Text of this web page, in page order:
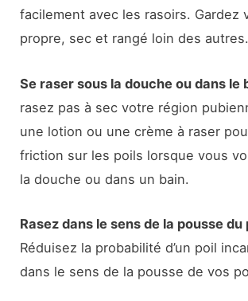
facilement avec les rasoirs. Gardez
propre, sec et rangé loin des autres.
Se raser sous la douche ou dans le
rasez pas à sec votre région
une lotion ou une crème à raser
friction sur les poils lorsque vous
la douche ou dans un bain.
Rasez dans le sens de la pousse du
Réduisez la probabilité d’un poil
dans le sens de la pousse de vos